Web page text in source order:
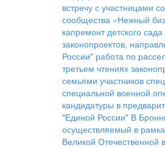
встречу с участницами
сообщества «Нежный
капремонт детского
законопроектов,
России" работа по
третьем чтениях
семьями участников
специальной военной
кандидатуры в
"Единой России" В
осуществляемый в
Великой Отечественной